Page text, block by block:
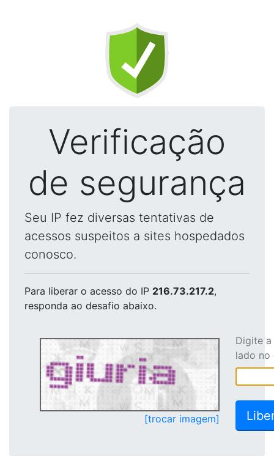
Verificação
de segurança
Seu IP fez diversas tentativas de
acessos suspeitos a sites hospedados
conosco.
Para liberar o acesso do IP 216.73.217.2,
responda ao desafio abaixo.
[trocar imagem]
Digite
lado no